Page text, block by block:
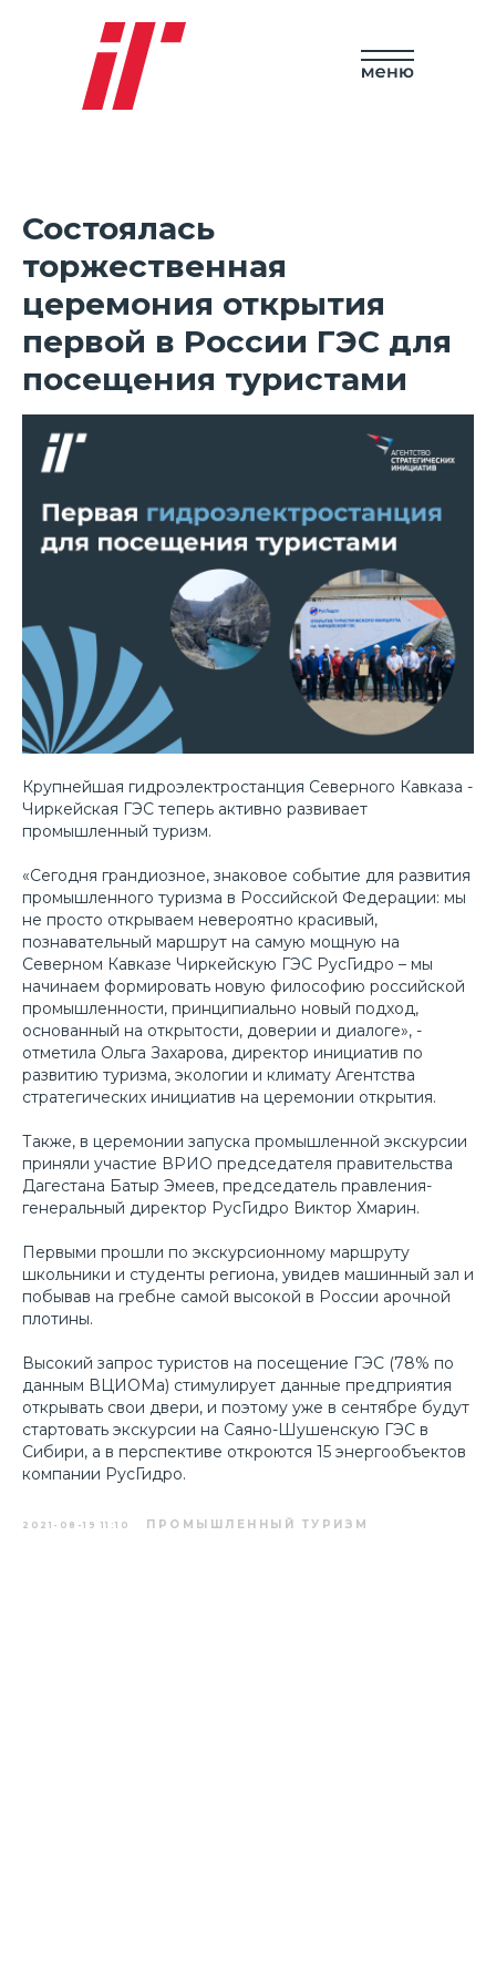
Состоялась
торжественная
церемония открытия
первой в России ГЭС для
посещения туристами
Крупнейшая гидроэлектростанция Северного Кавказа -
Чиркейская ГЭС теперь активно развивает
промышленный туризм.
«Сегодня грандиозное, знаковое событие для развития
промышленного туризма в Российской Федерации: мы
не просто открываем невероятно красивый,
познавательный маршрут на самую мощную на
Северном Кавказе Чиркейскую ГЭС РусГидро – мы
начинаем формировать новую философию российской
промышленности, принципиально новый подход,
основанный на открытости, доверии и диалоге», -
отметила Ольга Захарова, директор инициатив по
развитию туризма, экологии и климату Агентства
стратегических инициатив на церемонии открытия.
Также, в церемонии запуска промышленной экскурсии
приняли участие ВРИО председателя правительства
Дагестана Батыр Эмеев, председатель правления-
генеральный директор РусГидро Виктор Хмарин.
Первыми прошли по экскурсионному маршруту
школьники и студенты региона, увидев машинный зал и
побывав на гребне самой высокой в России арочной
плотины.
Высокий запрос туристов на посещение ГЭС (78% по
данным ВЦИОМа) стимулирует данные предприятия
открывать свои двери, и поэтому уже в сентябре будут
стартовать экскурсии на Саяно-Шушенскую ГЭС в
Сибири, а в перспективе откроются 15 энергообъектов
компании РусГидро.
2021-08-19 11:10 ПРОМЫШЛЕННЫЙ ТУРИЗМ